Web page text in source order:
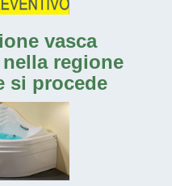
vasca
regione
si procede